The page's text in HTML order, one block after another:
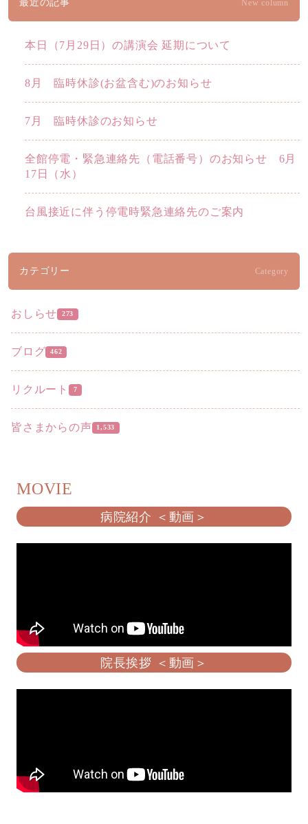
最近の記事 New column
本日（7月29日）の講演会 延期について
8月 臨時休診(お盆含む)のお知らせ
7月 臨時休診のお知らせ
全館停電・緊急連絡先（電話番号）のお知らせ 6月
17日（水）
台風接近に伴う停電時緊急連絡先のご案内
カテゴリー Category
おしらせ 273
ブログ 462
リクルート 7
皆さまからの声 1,533
MOVIE
病院紹介 ＜動画＞
院長挨拶 ＜動画＞